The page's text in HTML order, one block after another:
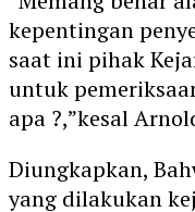
kepentingan
saat ini pihak
untuk
apa ?,”kesal
Diungkapkan,
yang dilakukan